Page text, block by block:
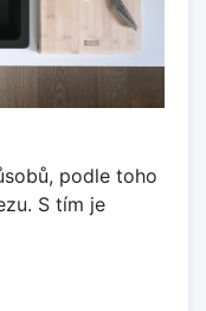
podle toho
S tím je